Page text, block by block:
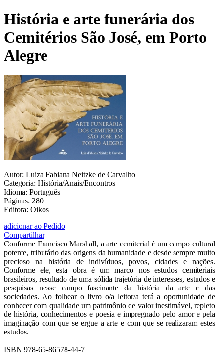
História e arte funerária dos
Cemitérios São José, em Porto
Alegre
Autor: Luiza Fabiana Neitzke de Carvalho
Categoria: História/Anais/Encontros
Idioma: Português
Páginas: 280
Editora: Oikos
adicionar ao Pedido
Compartilhar
Conforme Francisco Marshall, a arte cemiterial é um campo cultural
potente, tributário das origens da humanidade e desde sempre muito
precioso na história de indivíduos, povos, cidades e nações.
Conforme ele, esta obra é um marco nos estudos cemiteriais
brasileiros, resultado de uma sólida trajetória de interesses, estudos e
pesquisas nesse campo fascinante da história da arte e das
sociedades. Ao folhear o livro o/a leitor/a terá a oportunidade de
conhecer com qualidade um patrimônio de valor inestimável, repleto
de história, conhecimentos e poesia e impregnado pelo amor e pela
imaginação com que se ergue a arte e com que se realizaram estes
estudos.
ISBN 978-65-86578-44-7